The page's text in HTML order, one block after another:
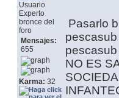
Usuario
Experto
bronce del
foro
Mensajes:
655
Karma: 32
Pasarlo
NO ES